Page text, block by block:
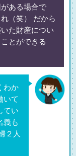
ある場合で
（笑） だから
た財産につい
とができる
わか
いて
てい
義も
２人